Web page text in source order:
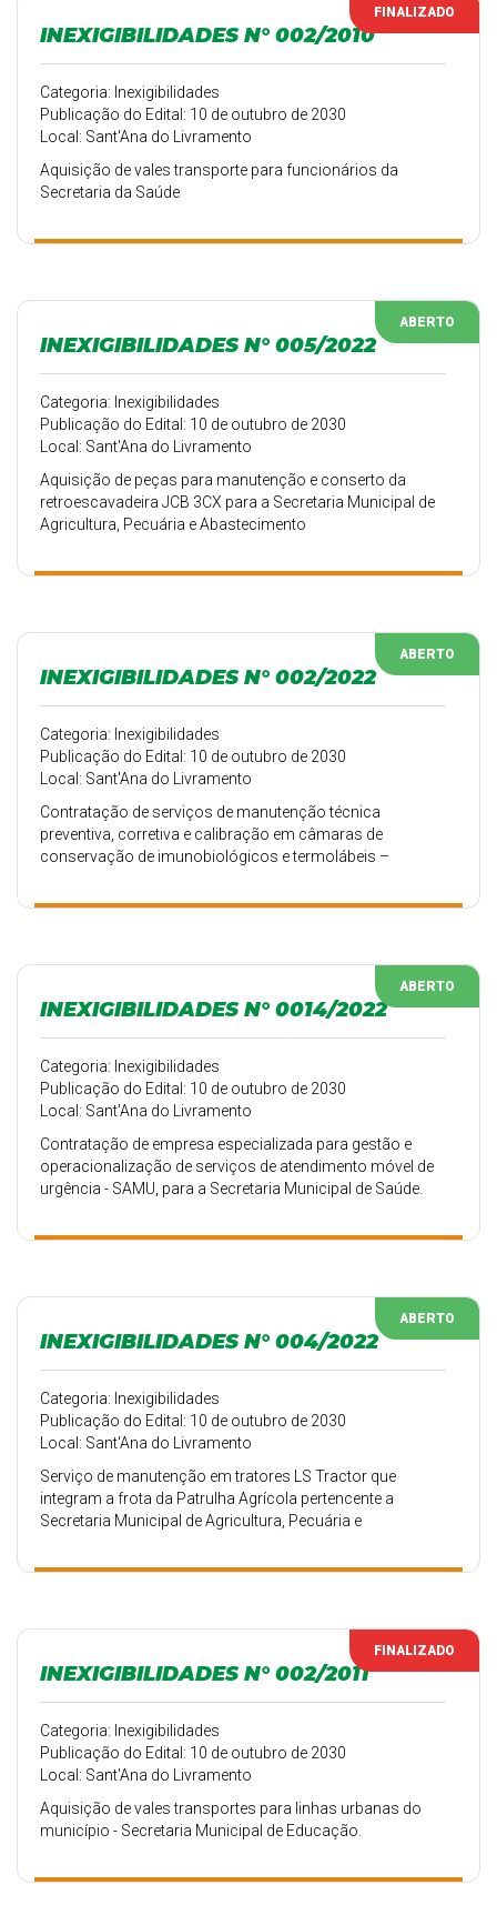
FINALIZADO
INEXIGIBILIDADES N° 002/2010
Categoria: Inexigibilidades
Publicação do Edital: 10 de outubro de 2030
Local: Sant'Ana do Livramento
Aquisição de vales transporte para funcionários da
Secretaria da Saúde
ABERTO
INEXIGIBILIDADES N° 005/2022
Categoria: Inexigibilidades
Publicação do Edital: 10 de outubro de 2030
Local: Sant'Ana do Livramento
Aquisição de peças para manutenção e conserto da
retroescavadeira JCB 3CX para a Secretaria Municipal de
Agricultura, Pecuária e Abastecimento
ABERTO
INEXIGIBILIDADES N° 002/2022
Categoria: Inexigibilidades
Publicação do Edital: 10 de outubro de 2030
Local: Sant'Ana do Livramento
Contratação de serviços de manutenção técnica
preventiva, corretiva e calibração em câmaras de
conservação de imunobiológicos e termolábeis –
ABERTO
INEXIGIBILIDADES N° 0014/2022
Categoria: Inexigibilidades
Publicação do Edital: 10 de outubro de 2030
Local: Sant'Ana do Livramento
Contratação de empresa especializada para gestão e
operacionalização de serviços de atendimento móvel de
urgência - SAMU, para a Secretaria Municipal de Saúde.
ABERTO
INEXIGIBILIDADES N° 004/2022
Categoria: Inexigibilidades
Publicação do Edital: 10 de outubro de 2030
Local: Sant'Ana do Livramento
Serviço de manutenção em tratores LS Tractor que
integram a frota da Patrulha Agrícola pertencente a
Secretaria Municipal de Agricultura, Pecuária e
FINALIZADO
INEXIGIBILIDADES N° 002/2011
Categoria: Inexigibilidades
Publicação do Edital: 10 de outubro de 2030
Local: Sant'Ana do Livramento
Aquisição de vales transportes para linhas urbanas do
município - Secretaria Municipal de Educação.